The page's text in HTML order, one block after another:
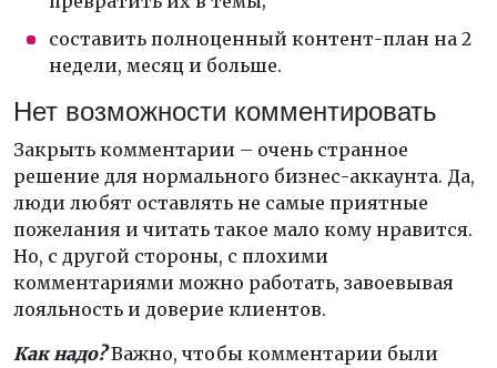
составить полноценный контент-план на 2
недели, месяц и больше.
Нет возможности комментировать
Закрыть комментарии – очень странное
решение для нормального бизнес-аккаунта. Да,
люди любят оставлять не самые приятные
пожелания и читать такое мало кому нравится.
Но, с другой стороны, с плохими
комментариями можно работать, завоевывая
лояльность и доверие клиентов.
Как надо?Важно, чтобы комментарии были